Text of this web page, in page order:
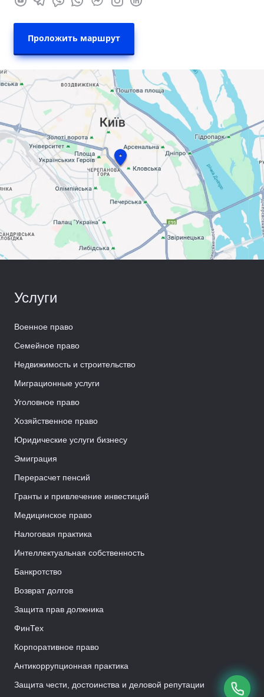
Проложить маршрут
Услуги
Военное право
Семейное право
Недвижимость и строительство
Миграционные услуги
Уголовное право
Хозяйственное право
Юридические услуги бизнесу
Эмиграция
Перерасчет пенсий
Гранты и привлечение инвестиций
Медицинское право
Налоговая практика
Интеллектуальная собственность
Банкротство
Возврат долгов
Защита прав должника
ФинТех
Корпоративное право
Антикоррупционная практика
Защита чести, достоинства и деловой репутации